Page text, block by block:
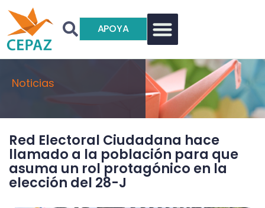
APOYA
Noticias
Red Electoral Ciudadana hace
llamado a la población para que
asuma un rol protagónico en la
elección del 28-J